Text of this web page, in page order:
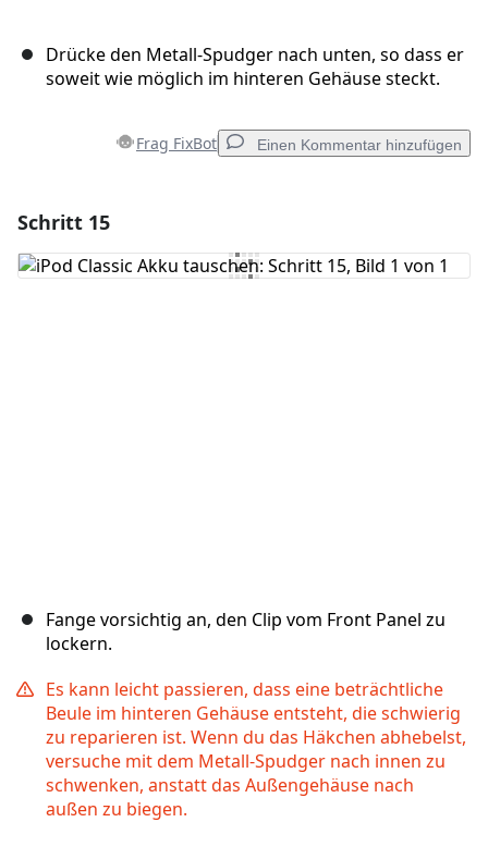
Drücke den Metall-Spudger nach unten, so dass er
soweit wie möglich im hinteren Gehäuse steckt.
Frag FixBot Einen Kommentar hinzufügen
Kommentar hinzufügen
Schritt 15
Fange vorsichtig an, den Clip vom Front Panel zu
lockern.
Es kann leicht passieren, dass eine beträchtliche
Beule im hinteren Gehäuse entsteht, die schwierig
zu reparieren ist. Wenn du das Häkchen abhebelst,
versuche mit dem Metall-Spudger nach innen zu
schwenken, anstatt das Außengehäuse nach
außen zu biegen.